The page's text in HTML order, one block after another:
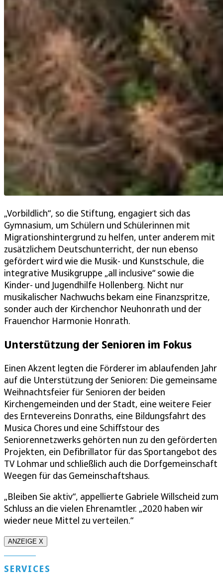
„Vorbildlich“, so die Stiftung, engagiert sich das
Gymnasium, um Schülern und Schülerinnen mit
Migrationshintergrund zu helfen, unter anderem mit
zusätzlichem Deutschunterricht, der nun ebenso
gefördert wird wie die Musik- und Kunstschule, die
integrative Musikgruppe „all inclusive“ sowie die
Kinder- und Jugendhilfe Hollenberg. Nicht nur
musikalischer Nachwuchs bekam eine Finanzspritze,
sonder auch der Kirchenchor Neuhonrath und der
Frauenchor Harmonie Honrath.
Unterstützung der Senioren im Fokus
Einen Akzent legten die Förderer im ablaufenden Jahr
auf die Unterstützung der Senioren: Die gemeinsame
Weihnachtsfeier für Senioren der beiden
Kirchengemeinden und der Stadt, eine weitere Feier
des Erntevereins Donraths, eine Bildungsfahrt des
Musica Chores und eine Schiffstour des
Seniorennetzwerks gehörten nun zu den geförderten
Projekten, ein Defibrillator für das Sportangebot des
TV Lohmar und schließlich auch die Dorfgemeinschaft
Weegen für das Gemeinschaftshaus.
„Bleiben Sie aktiv“, appellierte Gabriele Willscheid zum
Schluss an die vielen Ehrenamtler. „2020 haben wir
wieder neue Mittel zu verteilen.“
ANZEIGE X
SERVICES